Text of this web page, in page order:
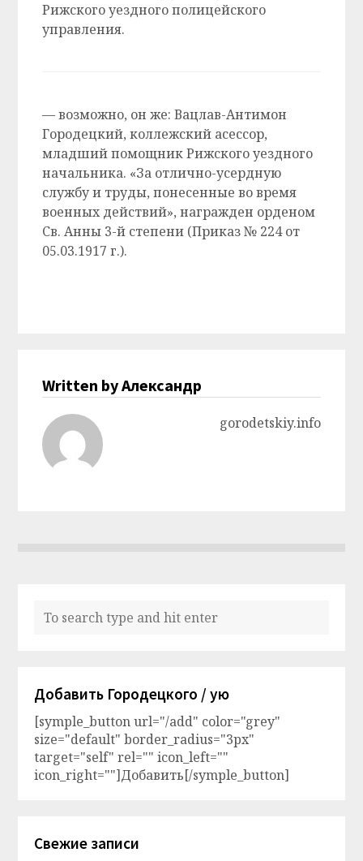
Рижского уездного полицейского
управления.
—возможно, он же: Вацлав-Антимон
Городецкий, коллежский асессор,
младший помощник Рижского уездного
начальника. «За отлично-усердную
службу и труды, понесенные во время
военных действий», награжден орденом
Св. Анны 3-й степени (Приказ № 224 от
05.03.1917 г.).
Written by Александр
gorodetskiy.info
Добавить Городецкого / ую
[symple_button url="/add" color="grey"
size="default" border_radius="3px"
target="self" rel="" icon_left=""
icon_right=""]Добавить[/symple_button]
Свежие записи